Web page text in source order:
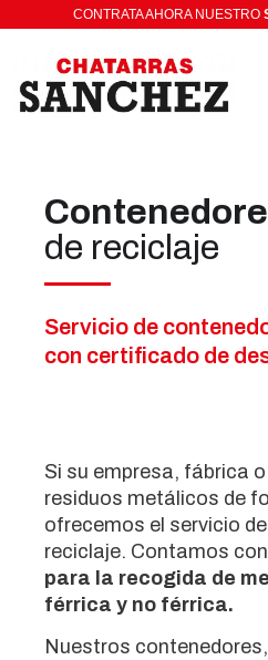
CONTRATA
de reciclaje
Servicio de
con certificado de
Si su empresa, fábrica
residuos metálicos de
ofrecemos el servicio
reciclaje. Contamos con
para la recogida de
férrica y no férrica.
Nuestros